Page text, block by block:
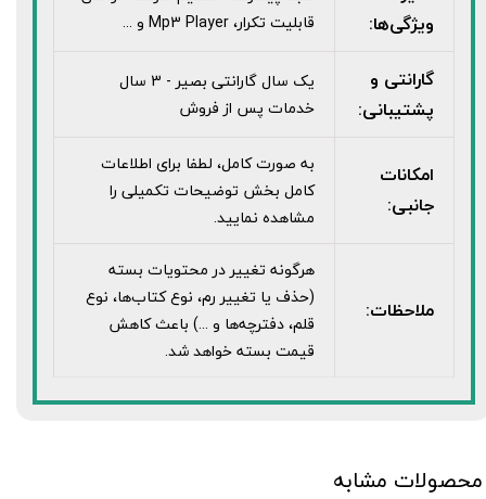
ویژگی‌ها:
قابليت تکرار، Mp3 Player و ...
گارانتی و
پشتیبانی:
یک سال گارانتی بصیر - 3 سال
خدمات پس از فروش
امکانات
جانبی:
به صورت کامل، لطفا برای اطلاعات
کامل بخش توضیحات تکمیلی را
مشاهده نمایید.
ملاحظات:
هرگونه تغییر در محتویات بسته
(حذف یا تغییر رم، نوع کتاب‌ها، نوع
قلم، دفترچه‌ها و ...) باعث کاهش
قیمت بسته خواهد شد.
محصولات مشابه